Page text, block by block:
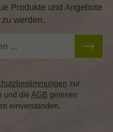
Produkte und Angebote
werden.
zur
und die AGB gelesen
einverstanden.